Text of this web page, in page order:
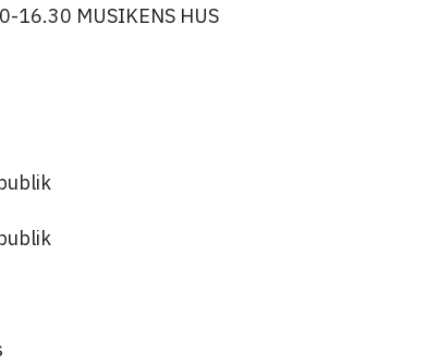
16.30 MUSIKENS HUS